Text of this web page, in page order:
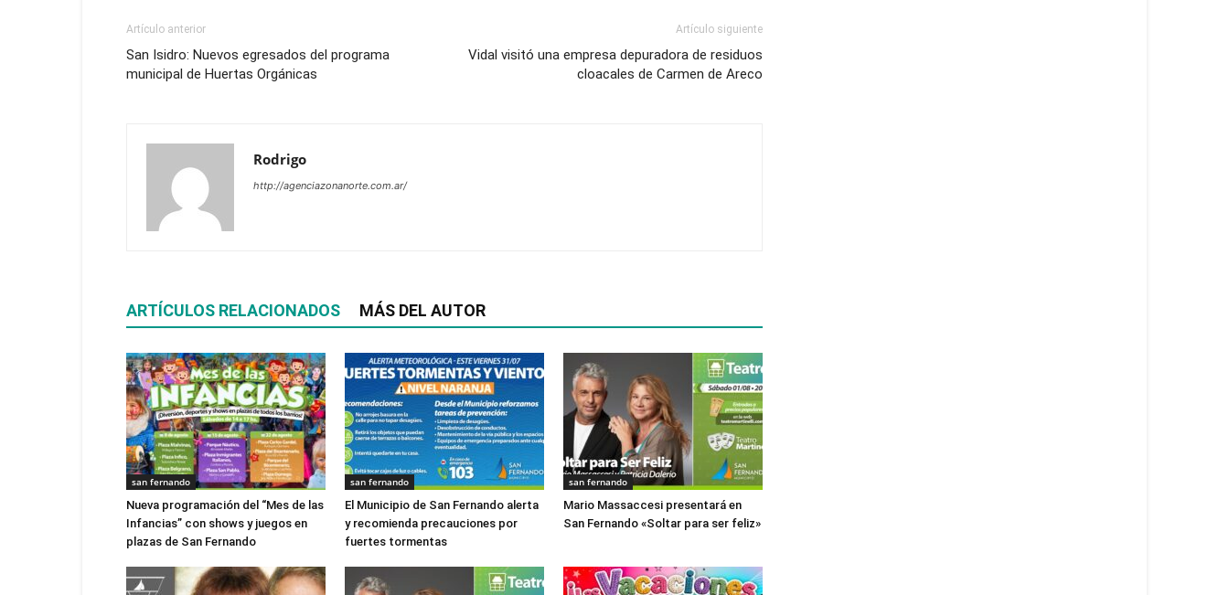
Artículo anterior
San Isidro: Nuevos egresados del programa
municipal de Huertas Orgánicas
Artículo siguiente
Vidal visitó una empresa depuradora de residuos
cloacales de Carmen de Areco
Rodrigo
http://agenciazonanorte.com.ar/
ARTÍCULOS RELACIONADOS MÁS DEL AUTOR
san fernando
Nueva programación del “Mes de las
Infancias” con shows y juegos en
plazas de San Fernando
san fernando
El Municipio de San Fernando alerta
y recomienda precauciones por
fuertes tormentas
san fernando
Mario Massaccesi presentará en
San Fernando «Soltar para ser feliz»